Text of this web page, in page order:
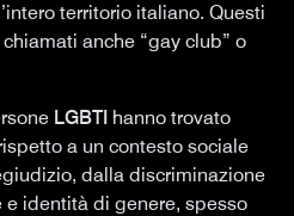
territorio italiano. Questi
anche “gay club” o
LGBTI hanno trovato
a un contesto sociale
dalla discriminazione
identità di genere, spesso